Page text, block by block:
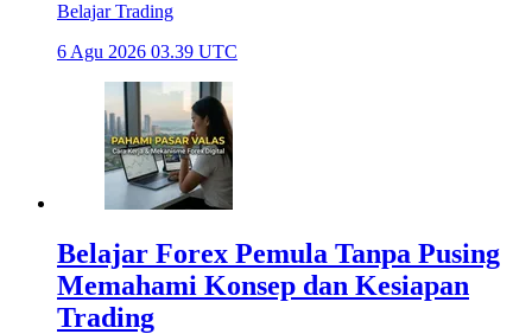
Belajar Trading
6 Agu 2026 03.39 UTC
Belajar Forex Pemula Tanpa Pusing
Memahami Konsep dan Kesiapan
Trading